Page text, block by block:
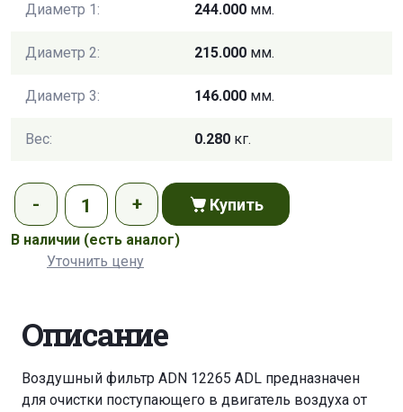
Диаметр 1: 244.000 мм.
Диаметр 2: 215.000 мм.
Диаметр 3: 146.000 мм.
Вес: 0.280 кг.
Купить
В наличии (есть аналог)
Уточнить цену
Описание
Воздушный фильтр ADN 12265 ADL предназначен
для очистки поступающего в двигатель воздуха от